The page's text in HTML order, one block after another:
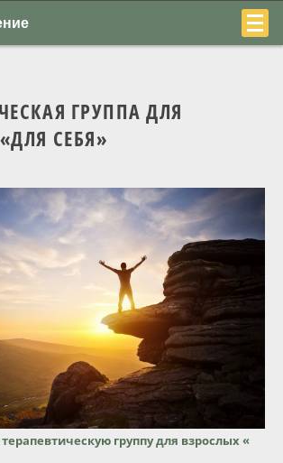
ГРУППА ДЛЯ
СЕБЯ»
терапевтическую группу для взрослых «